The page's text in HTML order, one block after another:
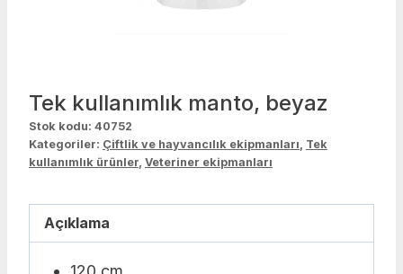
Tek kullanımlık manto, beyaz
Stok kodu: 40752
Kategoriler: Çiftlik ve hayvancılık ekipmanları, Tek
kullanımlık ürünler, Veteriner ekipmanları
Açıklama